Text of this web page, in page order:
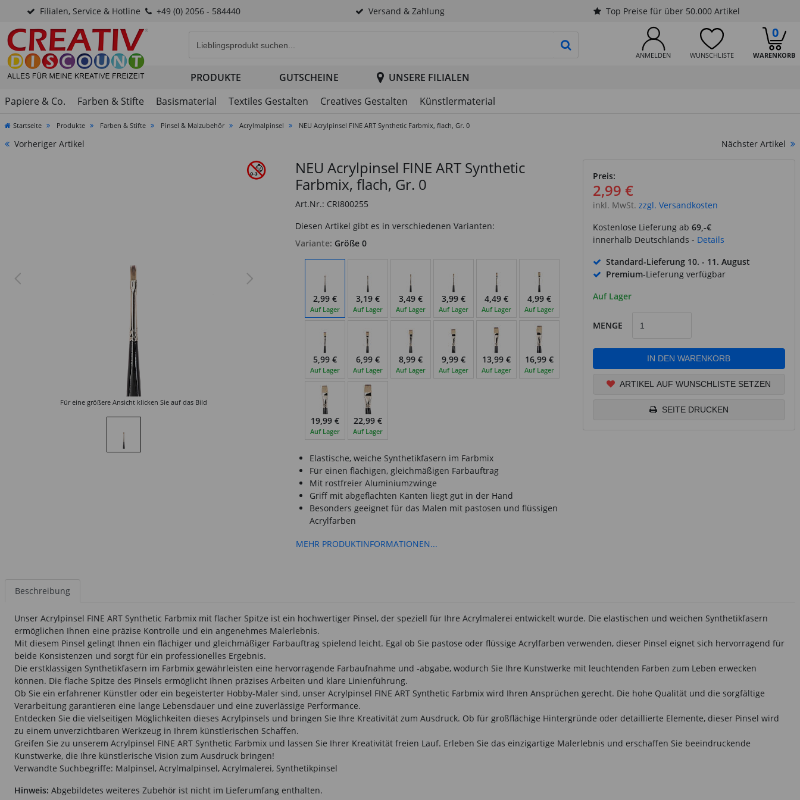
Filialen, Service & Hotline +49 (0) 2056 - 584440 Versand & Zahlung Top Preise für über 50.000 Artikel
ANMELDEN WUNSCHLISTE WARENKORB
0
PRODUKTSUCHE STARTEN
PRODUKTE GUTSCHEINE
UNSERE FILIALEN
Papiere & Co.
Farben & Stifte Basismaterial Textiles Gestalten Creatives Gestalten Künstlermaterial
Startseite Produkte Farben & Stifte Pinsel & Malzubehör Acrylmalpinsel NEU Acrylpinsel FINE ART Synthetic Farbmix, flach, Gr. 0
Vorheriger Artikel Nächster Artikel
Für eine größere Ansicht klicken Sie auf das Bild
NEU Acrylpinsel FINE ART Synthetic
Farbmix, flach, Gr. 0
Art.Nr.: CRI800255
Diesen Artikel gibt es in verschiedenen Varianten:
Variante: Größe 0
2,99 €
Auf Lager
3,19 €
Auf Lager
3,49 €
Auf Lager
3,99 €
Auf Lager
4,49 €
Auf Lager
4,99 €
Auf Lager
5,99 €
Auf Lager
6,99 €
Auf Lager
8,99 €
Auf Lager
9,99 €
Auf Lager
13,99 €
Auf Lager
16,99 €
Auf Lager
19,99 €
Auf Lager
22,99 €
Auf Lager
Elastische, weiche Synthetikfasern im Farbmix
Für einen flächigen, gleichmäßigen Farbauftrag
Mit rostfreier Aluminiumzwinge
Griff mit abgeflachten Kanten liegt gut in der Hand
Besonders geeignet für das Malen mit pastosen und flüssigen
Acrylfarben
MEHR PRODUKTINFORMATIONEN...
Preis:
2,99 €
inkl. MwSt. zzgl. Versandkosten
Kostenlose Lieferung ab 69,-€
innerhalb Deutschlands - Details
Standard-Lieferung 10. - 11. August
Premium-Lieferung verfügbar
Auf Lager
MENGE
IN DEN WARENKORB
ARTIKEL AUF WUNSCHLISTE SETZEN
SEITE DRUCKEN
Beschreibung
Unser Acrylpinsel FINE ART Synthetic Farbmix mit flacher Spitze ist ein hochwertiger Pinsel, der speziell für Ihre Acrylmalerei entwickelt wurde. Die elastischen und weichen Synthetikfasern
ermöglichen Ihnen eine präzise Kontrolle und ein angenehmes Malerlebnis.
Mit diesem Pinsel gelingt Ihnen ein flächiger und gleichmäßiger Farbauftrag spielend leicht. Egal ob Sie pastose oder flüssige Acrylfarben verwenden, dieser Pinsel eignet sich hervorragend für
beide Konsistenzen und sorgt für ein professionelles Ergebnis.
Die erstklassigen Synthetikfasern im Farbmix gewährleisten eine hervorragende Farbaufnahme und -abgabe, wodurch Sie Ihre Kunstwerke mit leuchtenden Farben zum Leben erwecken
können. Die flache Spitze des Pinsels ermöglicht Ihnen präzises Arbeiten und klare Linienführung.
Ob Sie ein erfahrener Künstler oder ein begeisterter Hobby-Maler sind, unser Acrylpinsel FINE ART Synthetic Farbmix wird Ihren Ansprüchen gerecht. Die hohe Qualität und die sorgfältige
Verarbeitung garantieren eine lange Lebensdauer und eine zuverlässige Performance.
Entdecken Sie die vielseitigen Möglichkeiten dieses Acrylpinsels und bringen Sie Ihre Kreativität zum Ausdruck. Ob für großflächige Hintergründe oder detaillierte Elemente, dieser Pinsel wird
zu einem unverzichtbaren Werkzeug in Ihrem künstlerischen Schaffen.
Greifen Sie zu unserem Acrylpinsel FINE ART Synthetic Farbmix und lassen Sie Ihrer Kreativität freien Lauf. Erleben Sie das einzigartige Malerlebnis und erschaffen Sie beeindruckende
Kunstwerke, die Ihre künstlerische Vision zum Ausdruck bringen!
Verwandte Suchbegriffe: Malpinsel, Acrylmalpinsel, Acrylmalerei, Synthetikpinsel
Hinweis: Abgebildetes weiteres Zubehör ist nicht im Lieferumfang enthalten.